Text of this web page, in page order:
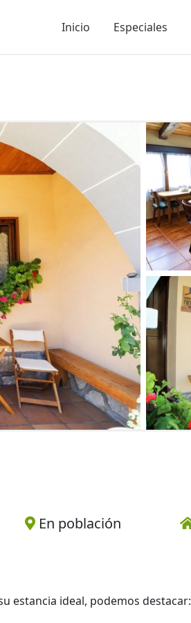
Inicio Especiales
En población
estancia ideal, podemos destacar: